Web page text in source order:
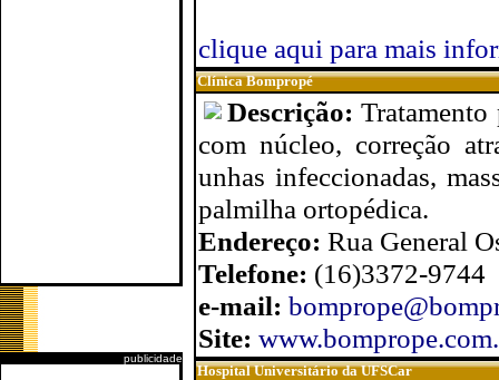
publicidade
clique aqui para mais
Clínica Bompropé
Descrição:Tratamento
com núcleo, correção
unhas infeccionadas,
palmilha ortopédica.
Endereço: Rua General
Telefone: (16)3372-9744
e-mail:
Site:
Hospital Universitário da UFSCar